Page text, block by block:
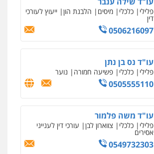
עו"ד אייל אוחיון
פלילי עורכי דין לענייני אסירים
וחקירות
עו"ד אשרף שחאדה
תעבורה
0549535659
רעות כהן – משרד עורכי דין
פלילי צווארון לבן מעצרים